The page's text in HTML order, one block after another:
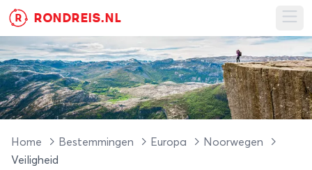
R RONDREIS.NL
Home Bestemmingen Europa
Noorwegen
Veiligheid